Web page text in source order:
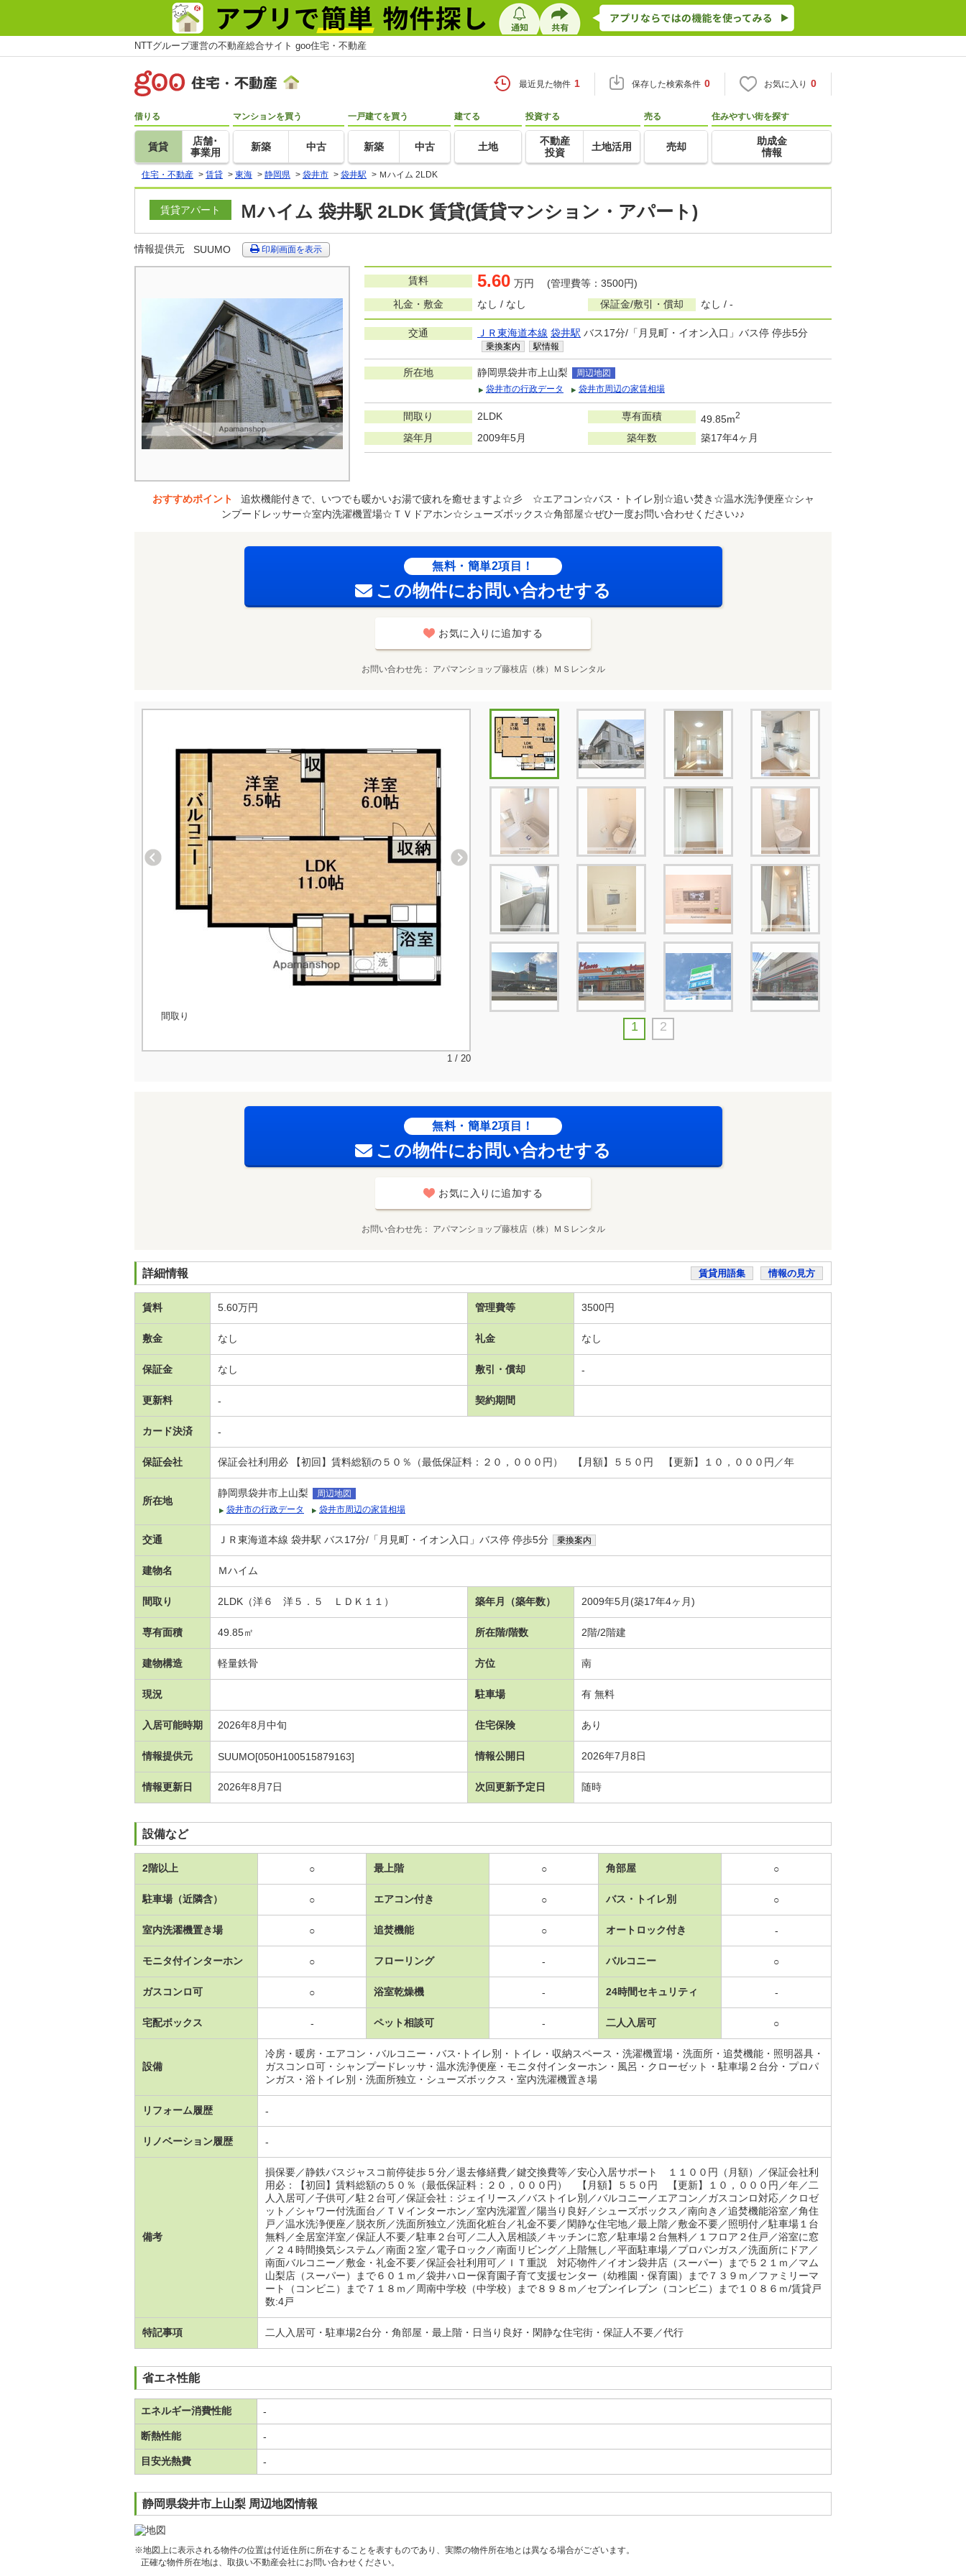
NTTグループ運営の不動産総合サイト goo住宅・不動産
最近見た物件 1 保存した検索条件 0 お気に入り 0
借りる
賃貸
店舗･
事業用
マンションを買う
新築 中古
一戸建てを買う
新築 中古
建てる
土地
投資する
不動産
投資
土地活用
売る
売却
住みやすい街を探す
助成金
情報
住宅・不動産 > 賃貸 > 東海 > 静岡県 > 袋井市 > 袋井駅 > Ｍハイム 2LDK
賃貸アパート Ｍハイム 袋井駅 2LDK 賃貸(賃貸マンション・アパート)
情報提供元 SUUMO 印刷画面を表示
賃料 5.60 万円 (管理費等：3500円)
礼金・敷金
なし / なし 保証金/敷引・償却 なし / -
交通 ＪＲ東海道本線 袋井駅 バス17分/「月見町・イオン入口」バス停 停歩5分
乗換案内 駅情報
所在地 静岡県袋井市上山梨
周辺地図
袋井市の行政データ
袋井市周辺の家賃相場
間取り 2LDK 専有面積 49.85m2
築年月 2009年5月 築年数 築17年4ヶ月
おすすめポイント
追炊機能付きで、いつでも暖かいお湯で疲れを癒せますよ☆彡 ☆エアコン☆バス・トイレ別☆追い焚き☆温水洗浄便座☆シャ
ンプードレッサー☆室内洗濯機置場☆ＴＶドアホン☆シューズボックス☆角部屋☆ぜひ一度お問い合わせください♪♪
無料・簡単2項目！
この物件にお問い合わせする
お気に入りに追加する
お問い合わせ先 アパマンショップ藤枝店（株）ＭＳレンタル
間取り
1 / 20
1 2
無料・簡単2項目！
この物件にお問い合わせする
お気に入りに追加する
お問い合わせ先 アパマンショップ藤枝店（株）ＭＳレンタル
詳細情報 賃貸用語集 情報の見方
賃料 5.60万円 管理費等 3500円
敷金 なし 礼金 なし
保証金 なし 敷引・償却 -
更新料 - 契約期間
カード決済 -
保証会社 保証会社利用必 【初回】賃料総額の５０％（最低保証料：２０，０００円） 【月額】５５０円 【更新】１０，０００円／年
所在地
静岡県袋井市上山梨
周辺地図
袋井市の行政データ
袋井市周辺の家賃相場
交通 ＪＲ東海道本線 袋井駅 バス17分/「月見町・イオン入口」バス停 停歩5分 乗換案内
建物名 Ｍハイム
間取り 2LDK（洋６ 洋５．５ ＬＤＫ１１） 築年月（築年数） 2009年5月(築17年4ヶ月)
専有面積 49.85㎡ 所在階/階数 2階/2階建
建物構造 軽量鉄骨 方位 南
現況 駐車場 有 無料
入居可能時期 2026年8月中旬 住宅保険 あり
情報提供元 SUUMO[050H100515879163] 情報公開日 2026年7月8日
情報更新日 2026年8月7日 次回更新予定日 随時
設備など
2階以上 ○ 最上階 ○ 角部屋 ○
駐車場（近隣含） ○ エアコン付き ○ バス・トイレ別 ○
室内洗濯機置き場 ○ 追焚機能 ○ オートロック付き -
モニタ付インターホン ○ フローリング - バルコニー ○
ガスコンロ可 ○ 浴室乾燥機 - 24時間セキュリティ -
宅配ボックス - ペット相談可 - 二人入居可 ○
設備
冷房・暖房・エアコン・バルコニー・バス･トイレ別・トイレ・収納スペース・洗濯機置場・洗面所・追焚機能・照明器具・
ガスコンロ可・シャンプードレッサ・温水洗浄便座・モニタ付インターホン・風呂・クローゼット・駐車場２台分・プロパ
ンガス・浴トイレ別・洗面所独立・シューズボックス・室内洗濯機置き場
リフォーム履歴 -
リノベーション履歴 -
備考
損保要／静鉄バスジャスコ前停徒歩５分／退去修繕費／鍵交換費等／安心入居サポート １１００円（月額）／保証会社利
用必：【初回】賃料総額の５０％（最低保証料：２０，０００円） 【月額】５５０円 【更新】１０，０００円／年／二
人入居可／子供可／駐２台可／保証会社：ジェイリース／バストイレ別／バルコニー／エアコン／ガスコンロ対応／クロゼ
ット／シャワー付洗面台／ＴＶインターホン／室内洗濯置／陽当り良好／シューズボックス／南向き／追焚機能浴室／角住
戸／温水洗浄便座／脱衣所／洗面所独立／洗面化粧台／礼金不要／閑静な住宅地／最上階／敷金不要／照明付／駐車場１台
無料／全居室洋室／保証人不要／駐車２台可／二人入居相談／キッチンに窓／駐車場２台無料／１フロア２住戸／浴室に窓
／２４時間換気システム／南面２室／電子ロック／南面リビング／上階無し／平面駐車場／プロパンガス／洗面所にドア／
南面バルコニー／敷金・礼金不要／保証会社利用可／ＩＴ重説 対応物件／イオン袋井店（スーパー）まで５２１ｍ／マム
山梨店（スーパー）まで６０１ｍ／袋井ハロー保育園子育て支援センター（幼稚園・保育園）まで７３９ｍ／ファミリーマ
ート（コンビニ）まで７１８ｍ／周南中学校（中学校）まで８９８ｍ／セブンイレブン（コンビニ）まで１０８６ｍ/賃貸戸
数:4戸
特記事項 二人入居可・駐車場2台分・角部屋・最上階・日当り良好・閑静な住宅街・保証人不要／代行
省エネ性能
エネルギー消費性能 -
断熱性能 -
目安光熱費 -
静岡県袋井市上山梨 周辺地図情報
※地図上に表示される物件の位置は付近住所に所在することを表すものであり、実際の物件所在地とは異なる場合がございます。
正確な物件所在地は、取扱い不動産会社にお問い合わせください。